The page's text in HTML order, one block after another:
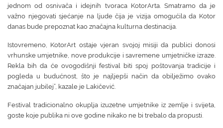
jednom od osnivača i idejnih tvoraca KotorArta. Smatramo da je
važno njegovati sjećanje na ljude čija je vizija omogućila da Kotor
danas bude prepoznat kao značajna kulturna destinacija.
Istovremeno, KotorArt ostaje vjeran svojoj misiji da publici donosi
vrhunske umjetnike, nove produkcije i savremene umjetničke izraze.
Rekla bih da će ovogodišnji festival biti spoj poštovanja tradicije i
pogleda u budućnost, što je najljepši način da obilježimo ovako
značajan jubilej”, kazale je Lakičević.
Festival tradicionalno okuplja izuzetne umjetnike iz zemlje i svijeta,
goste koje publika ni ove godine nikako ne bi trebalo da propusti.